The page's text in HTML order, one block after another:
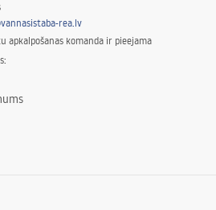
rea.lv
apkalpošanas komanda ir pieejama